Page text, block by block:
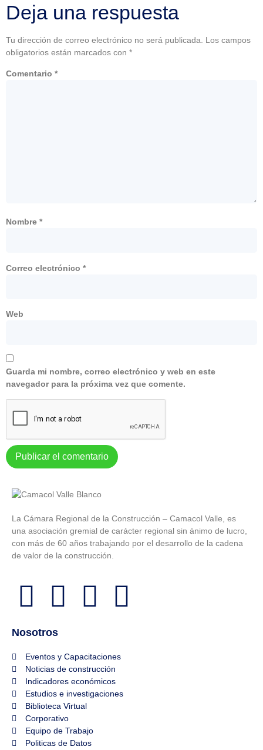
Deja una respuesta
Tu dirección de correo electrónico no será publicada.
Los campos
obligatorios están marcados con *
Comentario *
Nombre *
Correo electrónico *
Web
Guarda mi nombre, correo electrónico y web en este
navegador para la próxima vez que comente.
La Cámara Regional de la Construcción – Camacol Valle, es
una asociación gremial de carácter regional sin ánimo de lucro,
con más de 60 años trabajando por el desarrollo de la cadena
de valor de la construcción.
Nosotros
Eventos y Capacitaciones
Noticias de construcción
Indicadores económicos
Estudios e investigaciones
Biblioteca Virtual
Corporativo
Equipo de Trabajo
Politicas de Datos